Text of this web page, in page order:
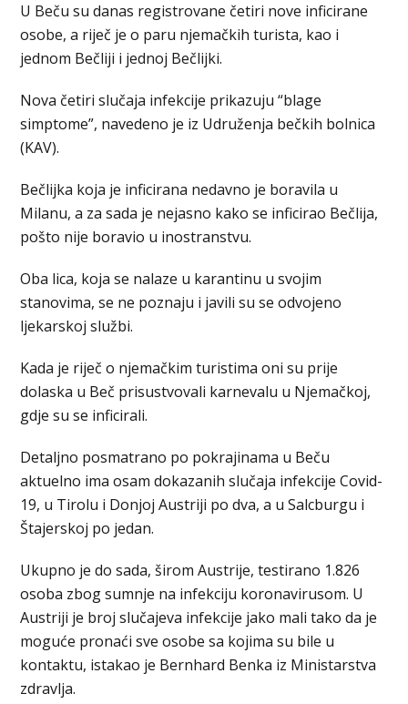
U Beču su danas registrovane četiri nove inficirane
osobe, a riječ je o paru njemačkih turista, kao i
jednom Bečliji i jednoj Bečlijki.
Nova četiri slučaja infekcije prikazuju “blage
simptome”, navedeno je iz Udruženja bečkih bolnica
(KAV).
Bečlijka koja je inficirana nedavno je boravila u
Milanu, a za sada je nejasno kako se inficirao Bečlija,
pošto nije boravio u inostranstvu.
Oba lica, koja se nalaze u karantinu u svojim
stanovima, se ne poznaju i javili su se odvojeno
ljekarskoj službi.
Kada je riječ o njemačkim turistima oni su prije
dolaska u Beč prisustvovali karnevalu u Njemačkoj,
gdje su se inficirali.
Detaljno posmatrano po pokrajinama u Beču
aktuelno ima osam dokazanih slučaja infekcije Covid-
19, u Tirolu i Donjoj Austriji po dva, a u Salcburgu i
Štajerskoj po jedan.
Ukupno je do sada, širom Austrije, testirano 1.826
osoba zbog sumnje na infekciju koronavirusom. U
Austriji je broj slučajeva infekcije jako mali tako da je
moguće pronaći sve osobe sa kojima su bile u
kontaktu, istakao je Bernhard Benka iz Ministarstva
zdravlja.